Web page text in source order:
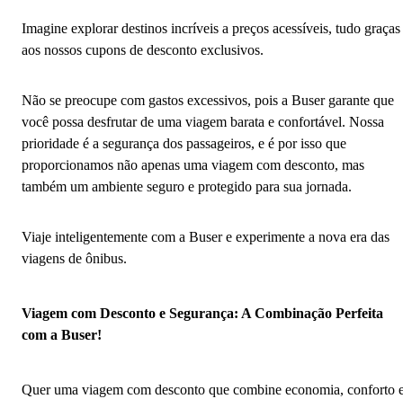
Imagine explorar destinos incríveis a preços acessíveis, tudo graças
aos nossos cupons de desconto exclusivos.
Não se preocupe com gastos excessivos, pois a Buser garante que
você possa desfrutar de uma viagem barata e confortável. Nossa
prioridade é a segurança dos passageiros, e é por isso que
proporcionamos não apenas uma viagem com desconto, mas
também um ambiente seguro e protegido para sua jornada.
Viaje inteligentemente com a Buser e experimente a nova era das
viagens de ônibus.
Viagem com Desconto e Segurança: A Combinação Perfeita
com a Buser!
Quer uma viagem com desconto que combine economia, conforto